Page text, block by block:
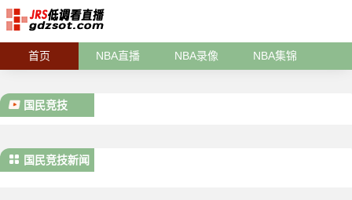
首页 NBA直播 NBA录像 NBA集锦
国民竞技
国民竞技新闻